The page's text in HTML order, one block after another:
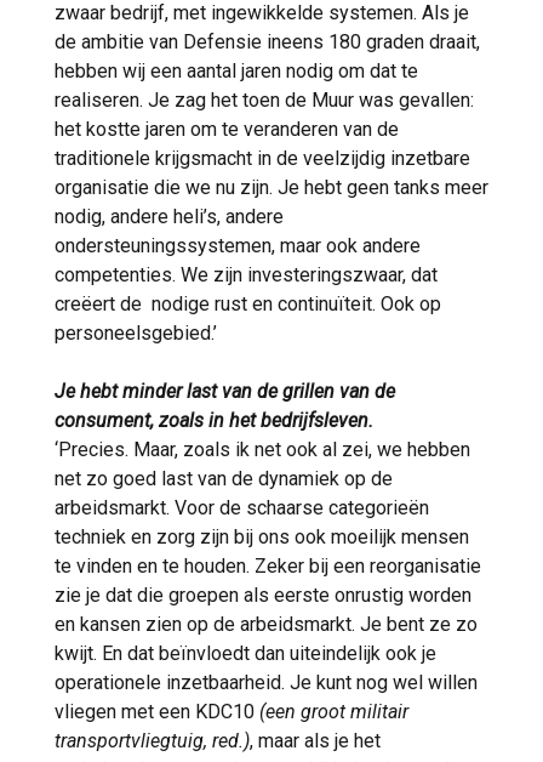
zwaar bedrijf, met ingewikkelde systemen. Als je
de ambitie van Defensie ineens 180 graden draait,
hebben wij een aantal jaren nodig om dat te
realiseren. Je zag het toen de Muur was gevallen:
het kostte jaren om te veranderen van de
traditionele krijgsmacht in de veelzijdig inzetbare
organisatie die we nu zijn. Je hebt geen tanks meer
nodig, andere heli’s, andere
ondersteuningssystemen, maar ook andere
competenties. We zijn investeringszwaar, dat
creëert de nodige rust en continuïteit. Ook op
personeelsgebied.’
Je hebt minder last van de grillen van de
consument, zoals in het bedrijfsleven.
‘Precies. Maar, zoals ik net ook al zei, we hebben
net zo goed last van de dynamiek op de
arbeidsmarkt. Voor de schaarse categorieën
techniek en zorg zijn bij ons ook moeilijk mensen
te vinden en te houden. Zeker bij een reorganisatie
zie je dat die groepen als eerste onrustig worden
en kansen zien op de arbeidsmarkt. Je bent ze zo
kwijt. En dat beïnvloedt dan uiteindelijk ook je
operationele inzetbaarheid. Je kunt nog wel willen
vliegen met een KDC10 (een groot militair
transportvliegtuig, red.), maar als je het